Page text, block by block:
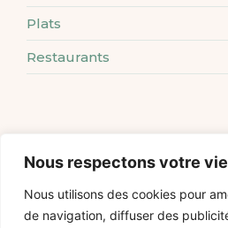
Nous respectons votre
Nous utilisons des cookies pour
de navigation, diffuser des
Plats
Restaurants